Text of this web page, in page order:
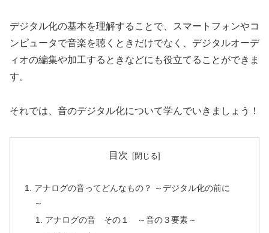
デジタル化の基本を理解することで、スマートフォンやコ
ンピュータで音楽を聴くときだけでなく、デジタルオーデ
ィオの編集や加工するときなどにも役立てることができま
す。
それでは、音のデジタル化について学んでいきましょう！
目次
アナログの音ってどんなもの？ ～デジタル化の前に
～
アナログの音 その１ ～音の３要素～